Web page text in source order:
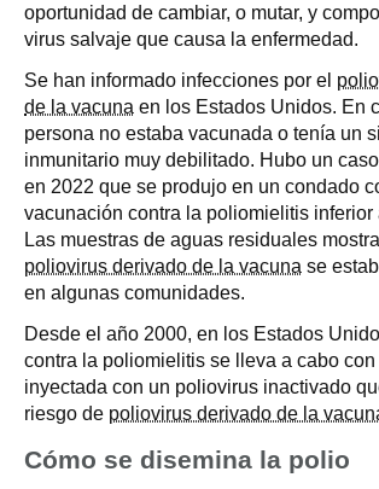
oportunidad de cambiar, o mutar, y
virus salvaje que causa la enfermedad.
Se han informado infecciones por el
de la vacuna en los Estados Unidos. En
persona no estaba vacunada o tenía un
inmunitario muy debilitado. Hubo un
en 2022 que se produjo en un condado
vacunación contra la poliomielitis inferior
Las muestras de aguas residuales
poliovirus derivado de la vacuna se
en algunas comunidades.
Desde el año 2000, en los Estados
contra la poliomielitis se lleva a cabo
inyectada con un poliovirus inactivado
riesgo de poliovirus derivado de la
Cómo se disemina la polio